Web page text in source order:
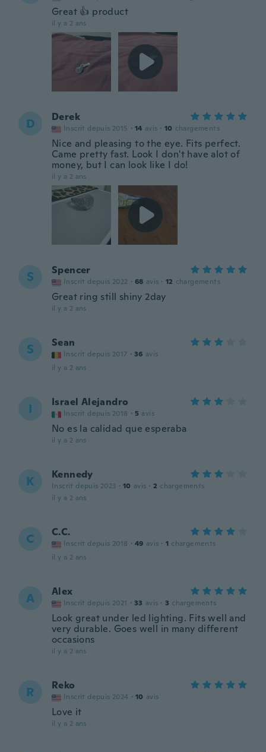
Great 👍 product
il y a 2 ans
D Derek
Inscrit depuis 2015 · 14 avis · 10 chargements
Nice and pleasing to the eye. Fits perfect.
Came pretty fast. Look I don't have alot of
money, but I can look like I do!
il y a 2 ans
S Spencer
Inscrit depuis 2022 · 68 avis · 12 chargements
Great ring still shiny 2day
il y a 2 ans
S Sean
Inscrit depuis 2017 · 36 avis
il y a 2 ans
I Israel Alejandro
Inscrit depuis 2018 · 5 avis
No es la calidad que esperaba
il y a 2 ans
K Kennedy
Inscrit depuis 2023 · 10 avis · 2 chargements
il y a 2 ans
C C.C.
Inscrit depuis 2018 · 49 avis · 1 chargements
il y a 2 ans
A Alex
Inscrit depuis 2021 · 33 avis · 3 chargements
Look great under led lighting. Fits well and
very durable. Goes well in many different
occasions
il y a 2 ans
R Reko
Inscrit depuis 2024 · 10 avis
Love it
il y a 2 ans